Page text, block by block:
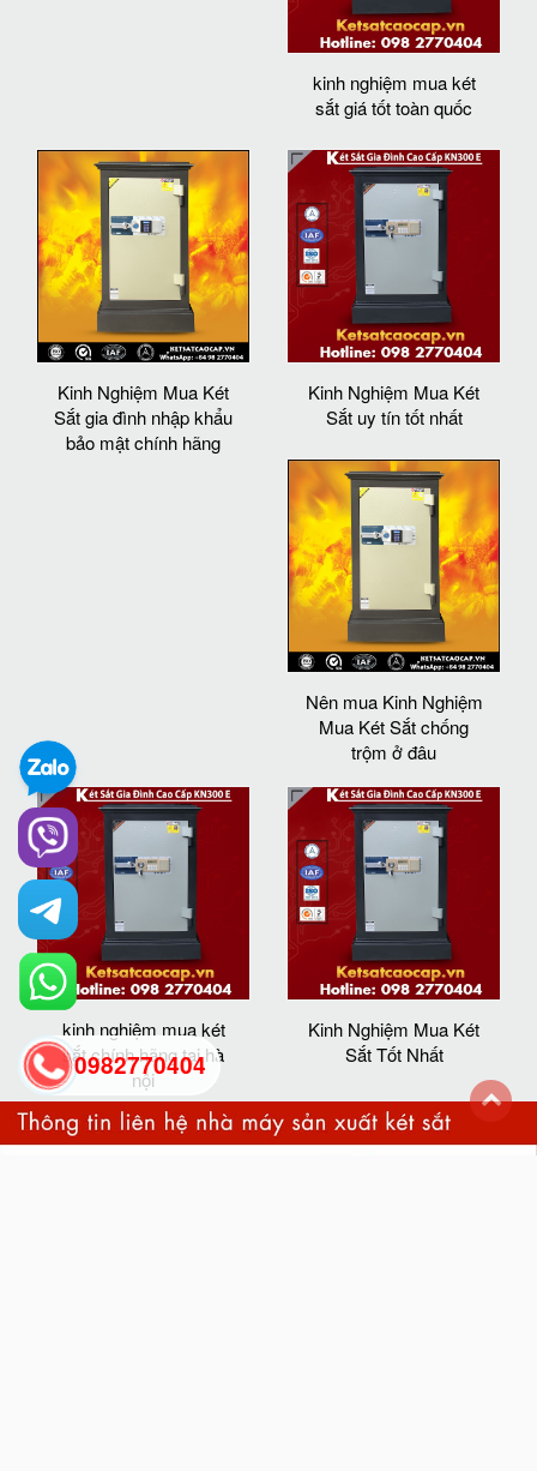
kinh nghiệm mua két
sắt giá tốt toàn quốc
Kinh Nghiệm Mua Két
Sắt gia đình nhập khẩu
bảo mật chính hãng
Kinh Nghiệm Mua Két
Sắt uy tín tốt nhất
Nên mua Kinh Nghiệm
Mua Két Sắt chống
trộm ở đâu
kinh nghiệm mua két
sắt chính hãng tại hà
nội
Kinh Nghiệm Mua Két
Sắt Tốt Nhất
0982770404
back